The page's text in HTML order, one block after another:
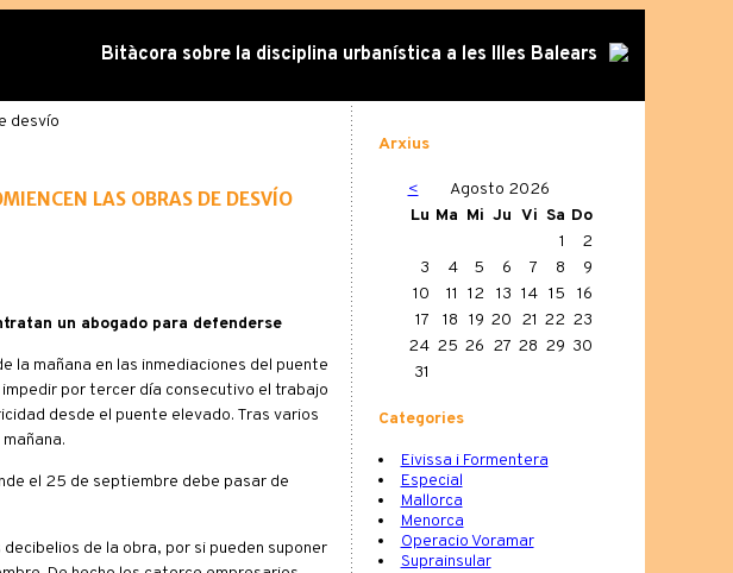
Bitàcora sobre la disciplina urbanística a les Illes Balears
desvío
las obras de desvío
un abogado para defenderse
la mañana en las inmediaciones del puente
por tercer día consecutivo el trabajo
desde el puente elevado. Tras varios
el 25 de septiembre debe pasar de
de la obra, por si pueden suponer
Arxius
<
Agosto 2026
Lu Ma Mi Ju Vi Sa Do
1
2
3
4 5 6 7 8
9
10
11 12 13 14 15
16
17
18 19 20 21 22 23
24 25 26 27 28 29 30
31
Categories
Eivissa i Formentera
Especial
Mallorca
Menorca
Operacio Voramar
Suprainsular